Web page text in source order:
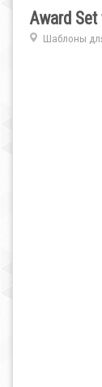
Award
Шаблоны